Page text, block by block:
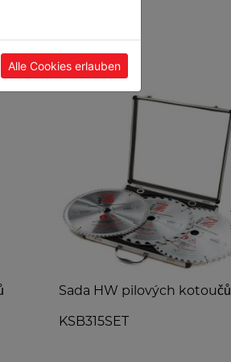
Sada HW pilových kotoučů
KSB315SET
Alle Cookies erlauben